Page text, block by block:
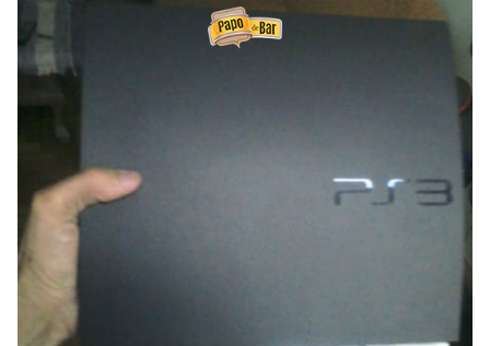
conteúdo